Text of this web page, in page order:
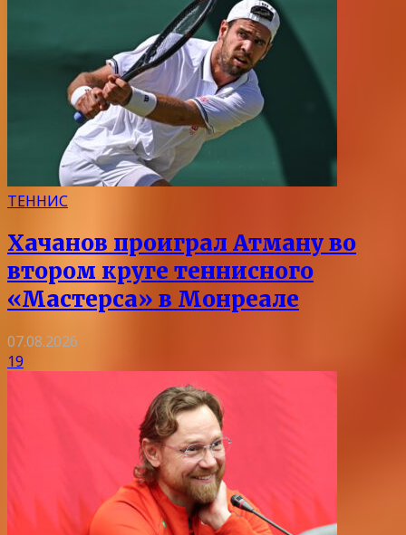
ТЕННИС
Хачанов проиграл Атману во
втором круге теннисного
«Мастерса» в Монреале
07.08.2026
19